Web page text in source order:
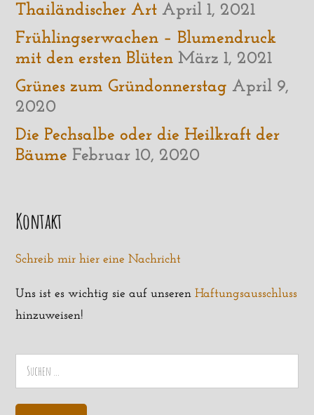
Thailändischer Art April 1, 2021
Frühlingserwachen – Blumendruck
mit den ersten Blüten März 1, 2021
Grünes zum Gründonnerstag April 9,
2020
Die Pechsalbe oder die Heilkraft der
Bäume Februar 10, 2020
Kontakt
Schreib mir hier eine Nachricht
Uns ist es wichtig sie auf unseren Haftungsausschluss
hinzuweisen!
Suchen
nach: